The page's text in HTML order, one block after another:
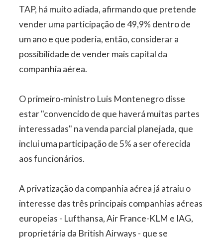
TAP, há muito adiada, afirmando que pretende
vender uma participação de 49,9% dentro de
um ano e que poderia, então, considerar a
possibilidade de vender mais capital da
companhia aérea.
O primeiro-ministro Luis Montenegro disse
estar "convencido de que haverá muitas partes
interessadas" na venda parcial planejada, que
inclui uma participação de 5% a ser oferecida
aos funcionários.
A privatização da companhia aérea já atraiu o
interesse das três principais companhias aéreas
europeias - Lufthansa, Air France-KLM e IAG,
proprietária da British Airways - que se